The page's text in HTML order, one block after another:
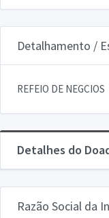
Detalhamento /
REFEIO DE NEGCIOS
Detalhes do
Razão Social da